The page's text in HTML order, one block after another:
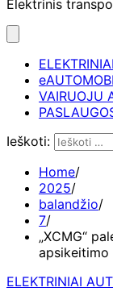
Elektrinis
VAIRUOJU
Ieškoti:
Home
2025
balandžio
7
„XCMG“
apsikeitimo
ELEKTRINIAI